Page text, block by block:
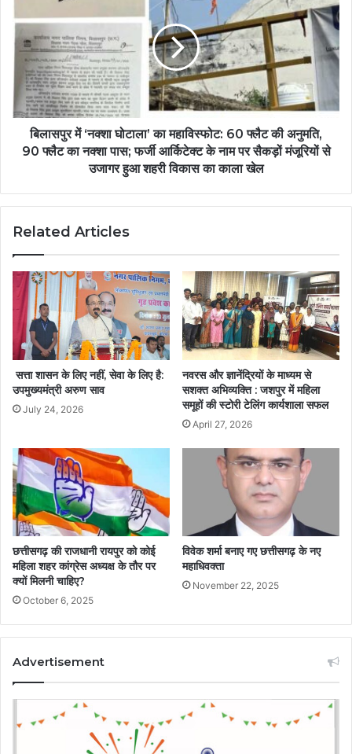
बिलासपुर में ‘नक्शा घोटाला’ का महाविस्फोट: 60 फ्लैट की अनुमति,
90 फ्लैट का नक्शा पास; फर्जी आर्किटेक्ट के नाम पर सैकड़ों मंजूरियों से
उजागर हुआ शहरी विकास का काला खेल
Related Articles
सत्ता शासन के लिए नहीं, सेवा के लिए है:
उपमुख्यमंत्री अरुण साव
July 24, 2026
नवरस और ज्ञानेंद्रियों के माध्यम से
सशक्त अभिव्यक्ति : जशपुर में महिला
समूहों की स्टोरी टेलिंग कार्यशाला सफल
April 27, 2026
छत्तीसगढ़ की राजधानी रायपुर को कोई
महिला शहर कांग्रेस अध्यक्ष के तौर पर
क्यों मिलनी चाहिए?
October 6, 2025
विवेक शर्मा बनाए गए छत्तीसगढ़ के नए
महाधिवक्ता
November 22, 2025
Advertisement